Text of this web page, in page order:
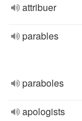
attribuer
parables
paraboles
apologists